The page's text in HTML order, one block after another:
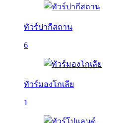
ทัวร์ปากีสถาน
6
ทัวร์มองโกเลีย
1